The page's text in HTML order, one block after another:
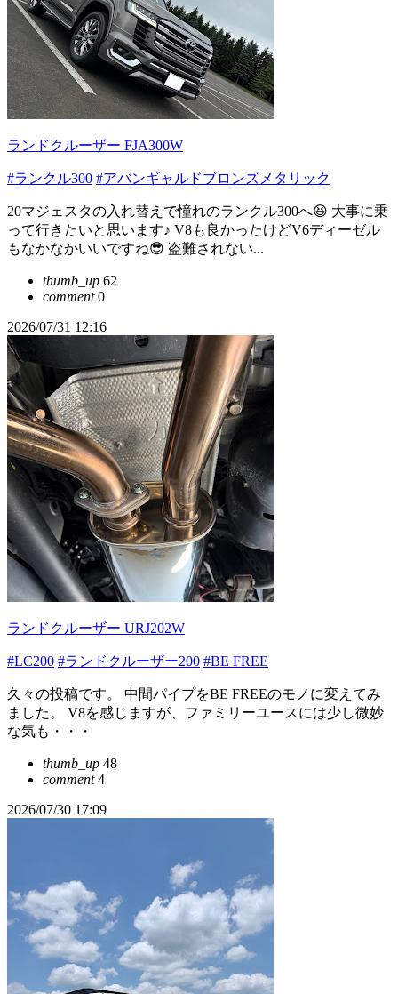
ランドクルーザー FJA300W
#ランクル300 #アバンギャルドブロンズメタリック
20マジェスタの入れ替えで憧れのランクル300へ😆 大事に乗
って行きたいと思います♪ V8も良かったけどV6ディーゼル
もなかなかいいですね😎 盗難されない...
thumb_up 62
comment0
2026/07/31 12:16
ランドクルーザー URJ202W
#LC200 #ランドクルーザー200 #BE FREE
久々の投稿です。 中間パイプをBE FREEのモノに変えてみ
ました。 V8を感じますが、ファミリーユースには少し微妙
な気も・・・
thumb_up 48
comment4
2026/07/30 17:09